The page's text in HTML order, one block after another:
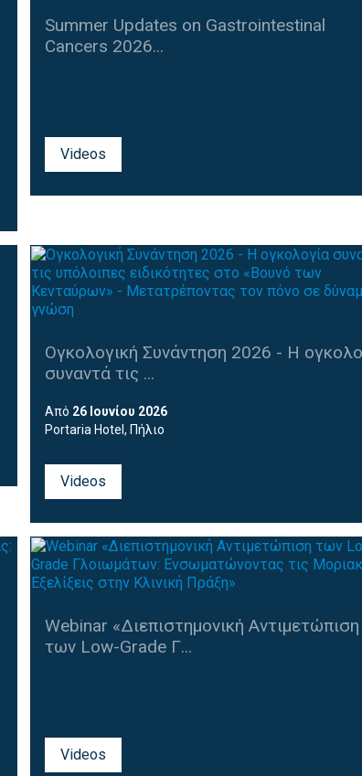
Summer Updates on Gastrointestinal
Cancers 2026...
Videos
Ογκολογική Συνάντηση 2026 - Η
συναντά τις ...
Από 26 Ιουνίου 2026
Portaria Hotel, Πήλιο
Videos
Webinar «Διεπιστημονική Αντιμετώπιση
των Low-Grade Γ...
Videos